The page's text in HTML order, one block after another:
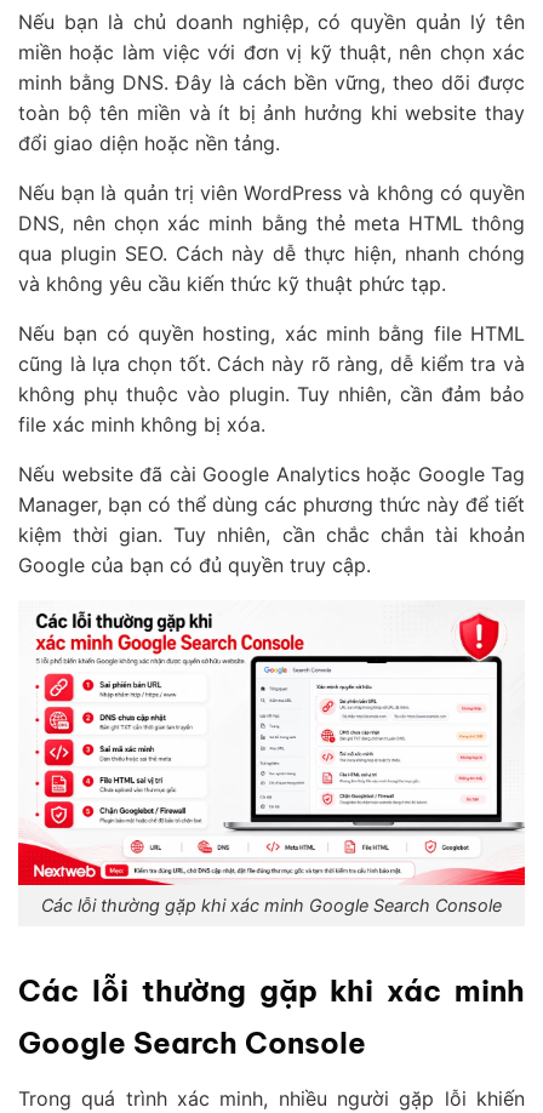
Nếu bạn là chủ doanh nghiệp, có quyền quản lý tên
miền hoặc làm việc với đơn vị kỹ thuật, nên chọn xác
minh bằng DNS. Đây là cách bền vững, theo dõi được
toàn bộ tên miền và ít bị ảnh hưởng khi website thay
đổi giao diện hoặc nền tảng.
Nếu bạn là quản trị viên WordPress và không có quyền
DNS, nên chọn xác minh bằng thẻ meta HTML thông
qua plugin SEO. Cách này dễ thực hiện, nhanh chóng
và không yêu cầu kiến thức kỹ thuật phức tạp.
Nếu bạn có quyền hosting, xác minh bằng file HTML
cũng là lựa chọn tốt. Cách này rõ ràng, dễ kiểm tra và
không phụ thuộc vào plugin. Tuy nhiên, cần đảm bảo
file xác minh không bị xóa.
Nếu website đã cài Google Analytics hoặc Google Tag
Manager, bạn có thể dùng các phương thức này để tiết
kiệm thời gian. Tuy nhiên, cần chắc chắn tài khoản
Google của bạn có đủ quyền truy cập.
Các lỗi thường gặp khi xác minh Google Search Console
Các lỗi thường gặp khi xác minh
Google Search Console
Trong quá trình xác minh, nhiều người gặp lỗi khiến